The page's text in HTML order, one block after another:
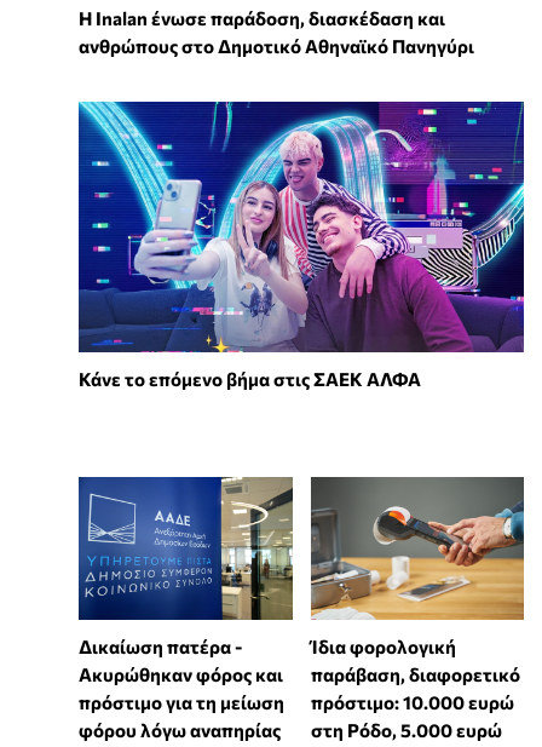
Η Inalan ένωσε παράδοση, διασκέδαση και
ανθρώπους στο Δημοτικό Αθηναϊκό Πανηγύρι
Κάνε το επόμενο βήμα στις ΣΑΕΚ ΑΛΦΑ
Δικαίωση πατέρα -
Ακυρώθηκαν φόρος και
πρόστιμο για τη μείωση
φόρου λόγω αναπηρίας
Ίδια φορολογική
παράβαση, διαφορετικό
πρόστιμο: 10.000 ευρώ
στη Ρόδο, 5.000 ευρώ